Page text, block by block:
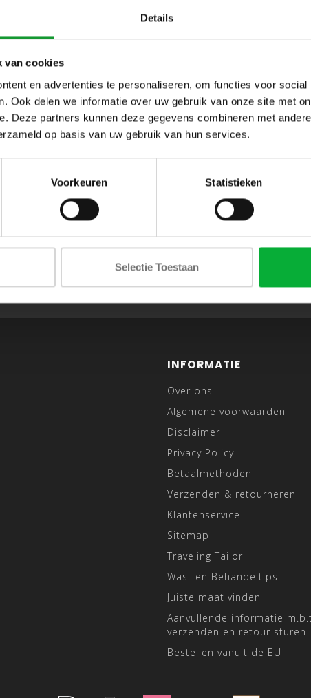
Details
van cookies
en advertenties te personaliseren, om functies voor
Ook delen we informatie over uw gebruik van onze site met
Deze partners kunnen deze gegevens combineren met
op basis van uw gebruik van hun services.
Voorkeuren Statistieken
Selectie Toestaan
INFORMATIE
Over ons
Algemene voorwaarden
Disclaimer
Privacy Policy
Betaalmethoden
Verzenden & retourneren
Klantenservice
Sitemap
Traveling Tailor
Was- en Behandeltips
Juiste maat vinden
Aanvullende informatie
verzenden en retour sturen
Bestellen vanuit de EU